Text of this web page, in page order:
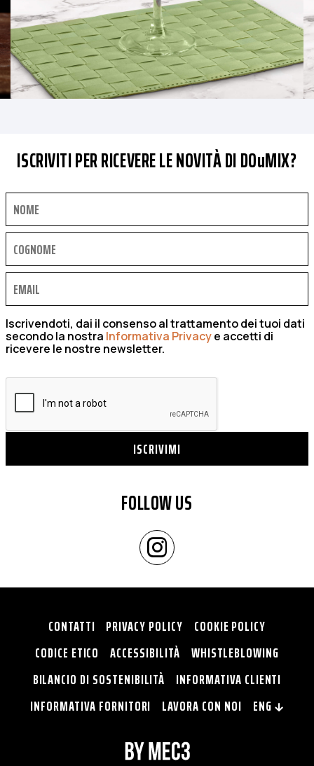
ISCRIVITI PER RICEVERE LE NOVITÀ DI DOuMIX?
Iscrivendoti, dai il consenso al trattamento dei tuoi dati
secondo la nostra Informativa Privacye accetti di
ricevere le nostre newsletter.
ISCRIVIMI
FOLLOW US
CONTATTI PRIVACY POLICY COOKIE POLICY
CODICE ETICO
ACCESSIBILITÀ WHISTLEBLOWING
BILANCIO DI SOSTENIBILITÀ INFORMATIVA CLIENTI
INFORMATIVA FORNITORI LAVORA CON NOI ENG